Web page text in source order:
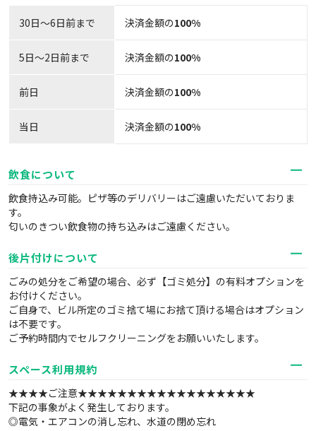
30日〜6日前まで 決済金額の100%
5日～2日前まで 決済金額の100%
前日 決済金額の100%
当日 決済金額の100%
飲食について
飲食持込み可能。ピザ等のデリバリーはご遠慮いただいておりま
す。
匂いのきつい飲食物の持ち込みはご遠慮ください。
後片付けについて
ごみの処分をご希望の場合、必ず【ゴミ処分】の有料オプションを
お付けください。
ご自身で、ビル所定のゴミ捨て場にお捨て頂ける場合はオプション
は不要です。
ご予約時間内でセルフクリーニングをお願いいたします。
スペース利用規約
★★★★ご注意★★★★★★★★★★★★★★★★★★
下記の事象がよく発生しております。
◎電気・エアコンの消し忘れ、水道の閉め忘れ